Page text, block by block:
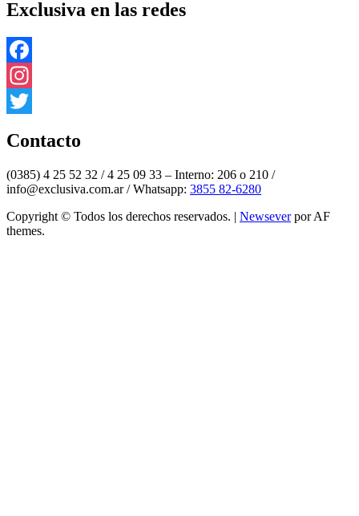
Exclusiva en las redes
Facebook
Instagram
Contacto
(0385) 4 25 52 32 / 4 25 09 33 – Interno: 206 o 210 /
info@exclusiva.com.ar / Whatsapp: 3855 82-6280
Copyright © Todos los derechos reservados. | Newseverpor AF
themes.